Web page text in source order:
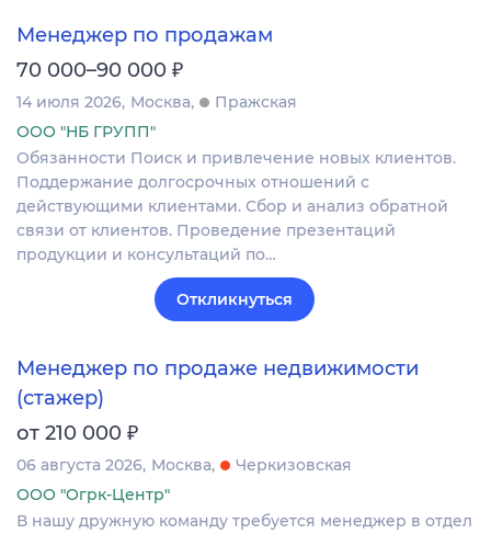
Менеджер по продажам
70 000–90 000 ₽
14 июля 2026 Москва
Пражская
ООО "НБ ГРУПП"
Обязанности Поиск и привлечение новых клиентов.
Поддержание долгосрочных отношений с
действующими клиентами. Сбор и анализ обратной
связи от клиентов. Проведение презентаций
продукции и консультаций по…
Откликнуться
Менеджер по продаже недвижимости
(стажер)
от 210 000 ₽
06 августа 2026 Москва
Черкизовская
ООО "Огрк-Центр"
В нашу дружную команду требуется менеджер в отдел